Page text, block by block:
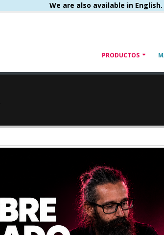
We are also available in
PRODUCTOS